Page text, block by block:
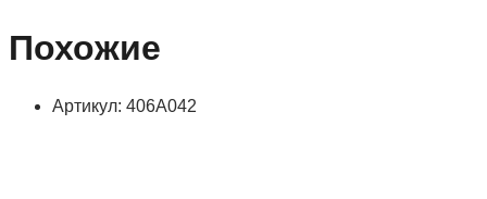
Похожие
Артикул: 406А042